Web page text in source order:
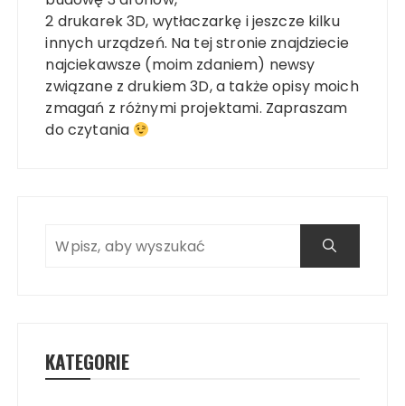
2 drukarek 3D, wytłaczarkę i jeszcze kilku
innych urządzeń. Na tej stronie znajdziecie
najciekawsze (moim zdaniem) newsy
związane z drukiem 3D, a także opisy moich
zmagań z różnymi projektami. Zapraszam
do czytania
KATEGORIE